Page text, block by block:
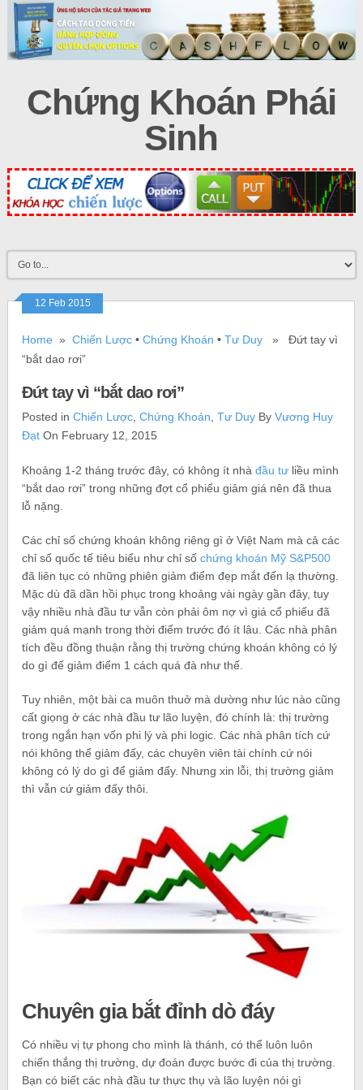
Chứng Khoán Phái
Sinh
12 Feb 2015
Home »Chiến Lược •Chứng Khoán •Tư Duy » Đứt tay vì
“bắt dao rơi”
Đứt tay vì “bắt dao rơi”
Posted inChiến Lược ,Chứng Khoán ,Tư Duy ByVương Huy
Đạt On February 12, 2015
Khoảng 1-2 tháng trước đây, có không ít nhàđầu tư liều mình
“bắt dao rơi” trong những đợt cổ phiếu giảm giá nên đã thua
lỗ nặng.
Các chỉ số chứng khoán không riêng gì ở Việt Nam mà cả các
chỉ số quốc tế tiêu biểu như chỉ sốchứng khoán Mỹ S&P500
đã liên tục có những phiên giảm điểm đẹp mắt đến lạ thường.
Mặc dù đã dần hồi phục trong khoảng vài ngày gần đây, tuy
vậy nhiều nhà đầu tư vẫn còn phải ôm nợ vì giá cổ phiếu đã
giảm quá mạnh trong thời điểm trước đó ít lâu. Các nhà phân
tích đều đồng thuận rằng thị trường chứng khoán không có lý
do gì để giảm điểm 1 cách quá đà như thế.
Tuy nhiên, một bài ca muôn thuở mà dường như lúc nào cũng
cất giọng ở các nhà đầu tư lão luyện, đó chính là: thị trường
trong ngắn hạn vốn phi lý và phi logic. Các nhà phân tích cứ
nói không thể giảm đấy, các chuyên viên tài chính cứ nói
không có lý do gì để giảm đấy. Nhưng xin lỗi, thị trường giảm
thì vẫn cứ giảm đấy thôi.
Chuyên gia bắt đỉnh dò đáy
Có nhiều vị tự phong cho mình là thánh, có thể luôn luôn
chiến thắng thị trường, dự đoán được bước đi của thị trường.
Bạn có biết các nhà đầu tư thực thụ và lão luyện nói gì